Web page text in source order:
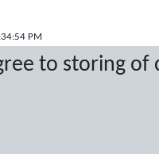
to storing
PM
TH Systems AB. All content